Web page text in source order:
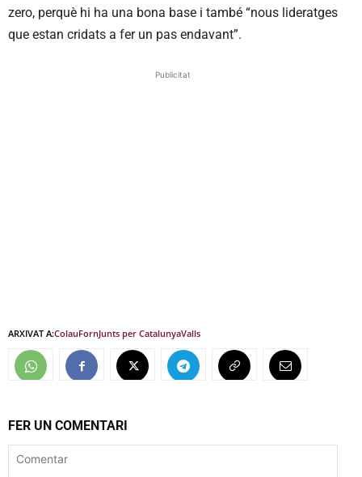
zero, perquè hi ha una bona base i també “nous lideratges
que estan cridats a fer un pas endavant”.
Publicitat
ARXIVAT A:ColauFornJunts per CatalunyaValls
FER UN COMENTARI